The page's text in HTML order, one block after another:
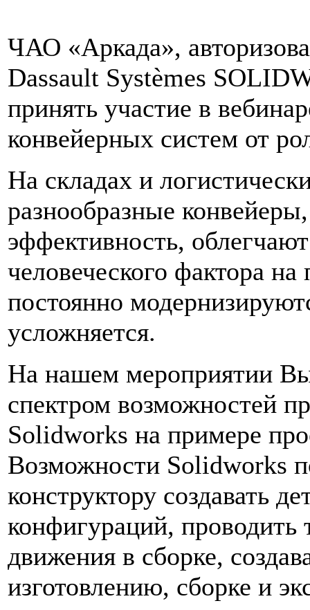
ЧАО «Аркада»,
Dassault Systèmes
принять участие в
конвейерных систем от
На складах и
разнообразные
эффективность,
человеческого фактора
постоянно
усложняется.
На нашем мероприятии
спектром возможностей
Solidworks на примере
Возможности Solidworks
конструктору создавать
конфигураций, проводить
движения в сборке,
изготовлению, сборке и